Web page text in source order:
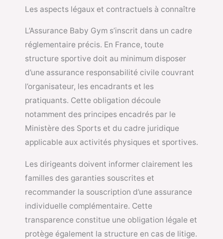
Les aspects légaux et contractuels à connaître
L’Assurance Baby Gym s’inscrit dans un cadre
réglementaire précis. En France, toute
structure sportive doit au minimum disposer
d’une assurance responsabilité civile couvrant
l’organisateur, les encadrants et les
pratiquants. Cette obligation découle
notamment des principes encadrés par le
Ministère des Sports et du cadre juridique
applicable aux activités physiques et sportives.
Les dirigeants doivent informer clairement les
familles des garanties souscrites et
recommander la souscription d’une assurance
individuelle complémentaire. Cette
transparence constitue une obligation légale et
protège également la structure en cas de litige.